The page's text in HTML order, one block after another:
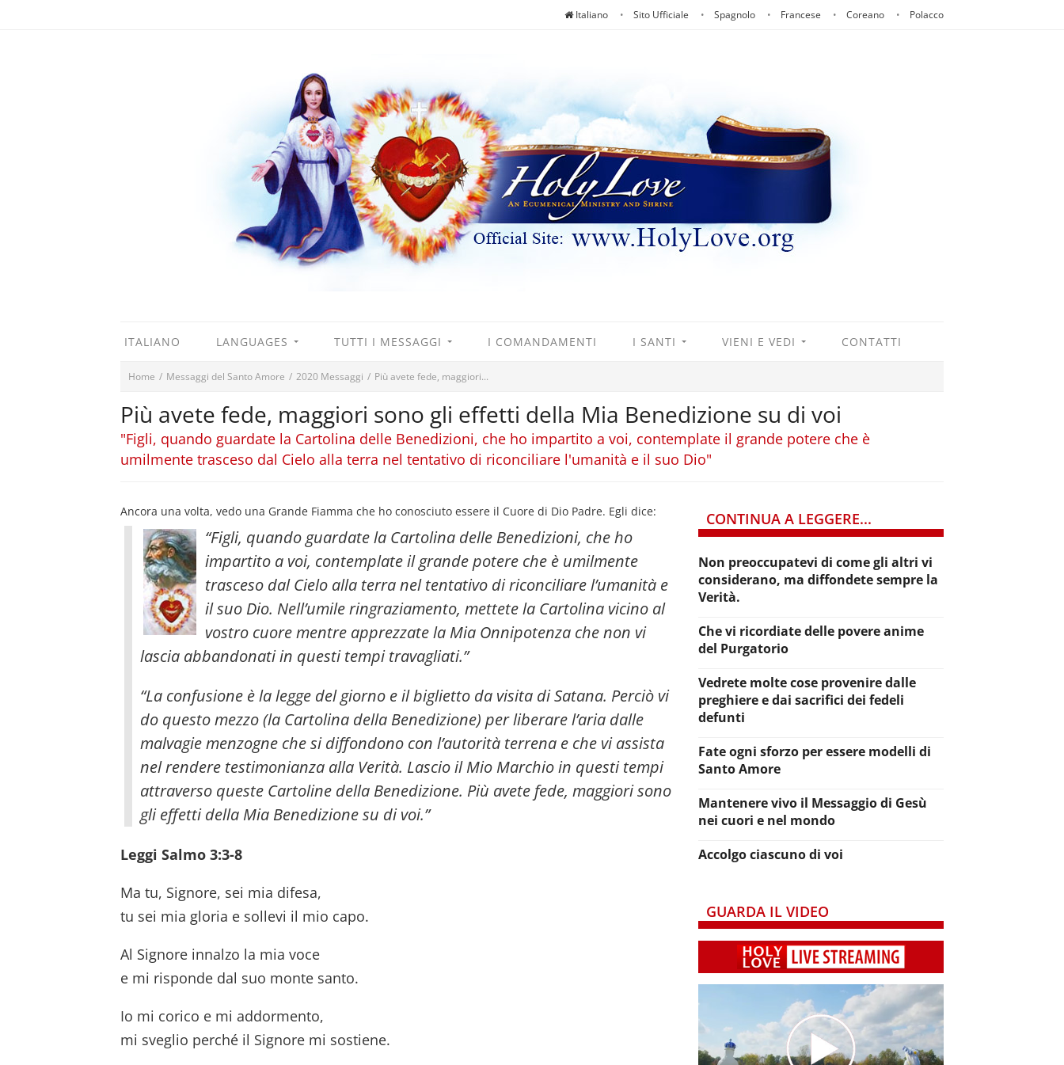
Italiano Sito Ufficiale Spagnolo Francese Coreano Polacco
ITALIANO LANGUAGES TUTTI I MESSAGGI I COMANDAMENTI I SANTI VIENI E VEDI CONTATTI
Home / Messaggi del Santo Amore / 2020 Messaggi / Più avete fede, maggiori...
Più avete fede, maggiori sono gli effetti della Mia Benedizione su di voi
"Figli, quando guardate la Cartolina delle Benedizioni, che ho impartito a voi, contemplate il grande potere che è
umilmente trasceso dal Cielo alla terra nel tentativo di riconciliare l'umanità e il suo Dio"
Ancora una volta, vedo una Grande Fiamma che ho conosciuto essere il Cuore di Dio Padre. Egli dice:
“Figli, quando guardate la Cartolina delle Benedizioni, che ho
impartito a voi, contemplate il grande potere che è umilmente
trasceso dal Cielo alla terra nel tentativo di riconciliare l’umanità e
il suo Dio. Nell’umile ringraziamento, mettete la Cartolina vicino al
vostro cuorementre apprezzate la Mia Onnipotenza che non vi
lascia abbandonati in questi tempi travagliati.”
“La confusione è la legge del giorno e il biglietto da visita di Satana. Perciò vi
do questo mezzo (la Cartolina della Benedizione) per liberare l’aria dalle
malvagie menzogne che si diffondono con l’autorità terrena e che vi assista
nel rendere testimonianza alla Verità. Lascio il Mio Marchio in questi tempi
attraverso queste Cartoline della Benedizione. Più avete fede, maggiori sono
gli effetti della Mia Benedizione su di voi.”
Leggi Salmo 3:3-8
Ma tu, Signore, sei mia difesa,
tu sei mia gloria e sollevi il mio capo.
Al Signore innalzo la mia voce
e mi risponde dal suo monte santo.
Io mi corico e mi addormento,
mi sveglio perché il Signore mi sostiene.
CONTINUA A LEGGERE...
Non preoccupatevi di come gli altri vi
considerano, ma diffondete sempre la
Verità.
Che vi ricordiate delle povere anime
del Purgatorio
Vedrete molte cose provenire dalle
preghiere e dai sacrifici dei fedeli
defunti
Fate ogni sforzo per essere modelli di
Santo Amore
Mantenere vivo il Messaggio di Gesù
nei cuori e nel mondo
Accolgo ciascuno di voi
GUARDA IL VIDEO